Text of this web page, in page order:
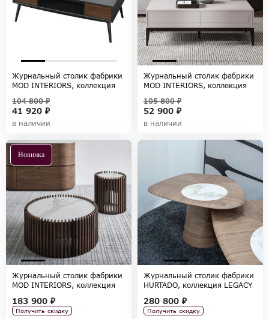
Журнальный столик фабрики
MOD INTERIORS, коллекция
41 920 ₽
104 800 ₽
в наличии
Журнальный столик фабрики
MOD INTERIORS, коллекция
52 900 ₽
105 800 ₽
в наличии
Новинка
Журнальный столик фабрики
MOD INTERIORS, коллекция
183 900 ₽
Получить скидку
Журнальный столик фабрики
HURTADO, коллекция LEGACY
280 800 ₽
Получить скидку